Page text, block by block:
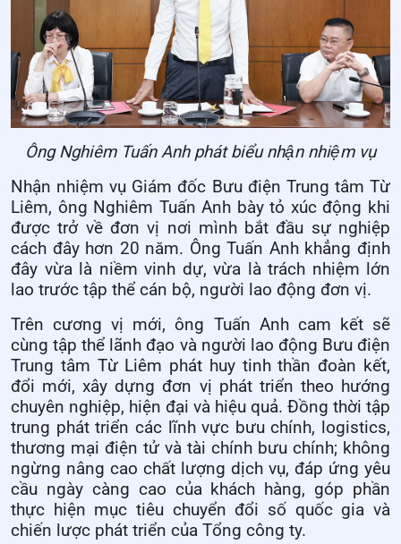
Ông Nghiêm Tuấn Anh phát biểu nhận nhiệm vụ
Nhận nhiệm vụ Giám đốc Bưu điện Trung tâm Từ
Liêm, ông Nghiêm Tuấn Anh bày tỏ xúc động khi
được trở về đơn vị nơi mình bắt đầu sự nghiệp
cách đây hơn 20 năm. Ông Tuấn Anh khẳng định
đây vừa là niềm vinh dự, vừa là trách nhiệm lớn
lao trước tập thể cán bộ, người lao động đơn vị.
Trên cương vị mới, ông Tuấn Anh cam kết sẽ
cùng tập thể lãnh đạo và người lao động Bưu điện
Trung tâm Từ Liêm phát huy tinh thần đoàn kết,
đổi mới, xây dựng đơn vị phát triển theo hướng
chuyên nghiệp, hiện đại và hiệu quả. Đồng thời tập
trung phát triển các lĩnh vực bưu chính, logistics,
thương mại điện tử và tài chính bưu chính; không
ngừng nâng cao chất lượng dịch vụ, đáp ứng yêu
cầu ngày càng cao của khách hàng, góp phần
thực hiện mục tiêu chuyển đổi số quốc gia và
chiến lược phát triển của Tổng công ty.